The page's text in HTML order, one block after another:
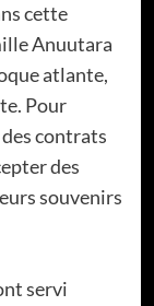
cette
Anuutara
atlante,
Pour
contrats
des
souvenirs
servi